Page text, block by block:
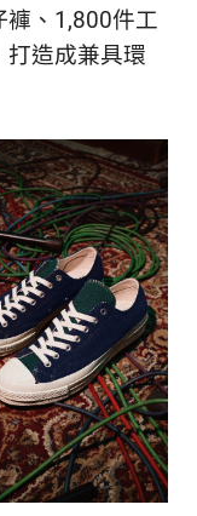
、1,800件工
打造成兼具環